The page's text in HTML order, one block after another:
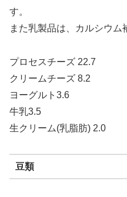
す。
また乳製品は、カルシウム
プロセスチーズ 22.7
クリームチーズ 8.2
ヨーグルト3.6
牛乳3.5
生クリーム(乳脂肪) 2.0
豆類